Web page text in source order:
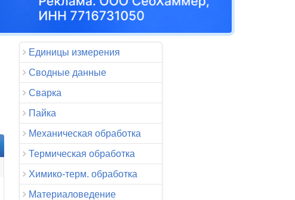
Единицы измерения
Сводные данные
Сварка
Пайка
Механическая обработка
Термическая обработка
Химико-терм. обработка
Материаловедение